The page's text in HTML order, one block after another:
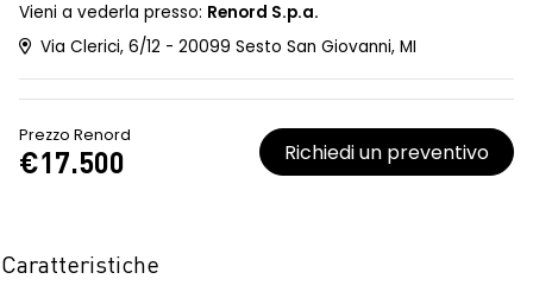
Vieni a vederla presso: Renord S.p.a.
Via Clerici, 6/12 - 20099 Sesto San Giovanni, MI
Prezzo Renord
€17.500 Richiedi un preventivo
Caratteristiche